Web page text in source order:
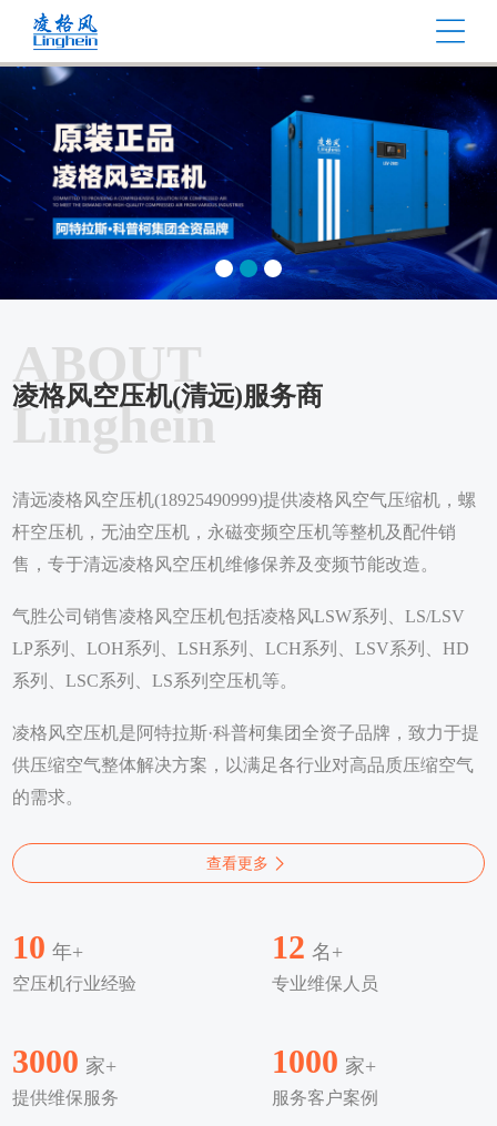
ABOUT
Linghein
凌格风空压机(清远)服务商
清远凌格风空压机(18925490999)提供凌格风空气压缩机，螺
杆空压机，无油空压机，永磁变频空压机等整机及配件销
售，专于清远凌格风空压机维修保养及变频节能改造。
气胜公司销售凌格风空压机包括凌格风LSW系列、LS/LSV
LP系列、LOH系列、LSH系列、LCH系列、LSV系列、HD
系列、LSC系列、LS系列空压机等。
凌格风空压机是阿特拉斯·科普柯集团全资子品牌，致力于提
供压缩空气整体解决方案，以满足各行业对高品质压缩空气
的需求。
查看更多
10 年+
空压机行业经验
12 名+
专业维保人员
3000 家+
提供维保服务
1000 家+
服务客户案例